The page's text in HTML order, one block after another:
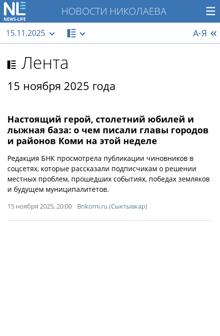
НОВОСТИ НИКОЛАЕВА
15.11.2025 А-Я
Лента
15 ноября 2025 года
Настоящий герой, столетний юбилей и
лыжная база: о чем писали главы городов
и районов Коми на этой неделе
Редакция БНК просмотрела публикации чиновников в
соцсетях, которые рассказали подписчикам о решении
местных проблем, прошедших событиях, победах земляков
и будущем муниципалитетов.
15 ноября 2025, 20:00 Bnkomi.ru (Сыктывкар)